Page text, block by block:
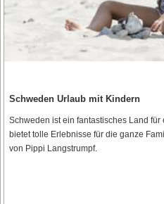
Schweden Urlaub mit Kindern
Schweden ist ein fantastisches Land
bietet tolle Erlebnisse für die ganze
von Pippi Langstrumpf.